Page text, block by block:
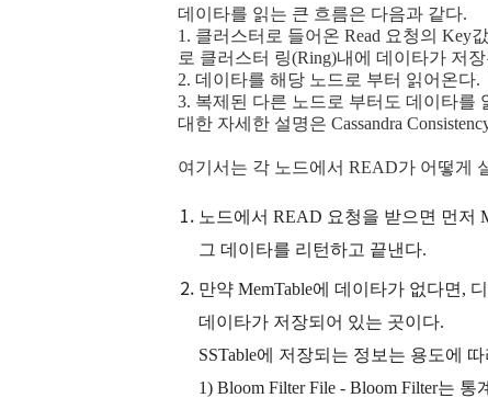
데이타를 읽는 큰 흐름은 다음과 같다.
1. 클러스터로 들어온 Read 요청의 Key
로 클러스터 링(Ring)내에 데이타가 저
2. 데이타를 해당 노드로 부터 읽어온다.
3. 복제된 다른 노드로 부터도 데이타를
대한 자세한 설명은 Cassandra
여기서는 각 노드에서 READ가 어떻게
노드에서 READ 요청을 받으면 먼저
그 데이타를 리턴하고 끝낸다.
만약 MemTable에 데이타가 없다면,
데이타가 저장되어 있는 곳이다.
SSTable에 저장되는 정보는 용도에
1) Bloom Filter File - Bloom Filter는